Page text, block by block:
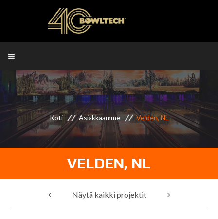
Koti Asiakkaamme Velden, NL
VELDEN, NL
Näytä kaikki projektit